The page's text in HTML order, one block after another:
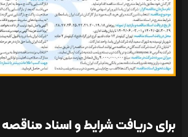
برای دریافت شرایط و اسناد